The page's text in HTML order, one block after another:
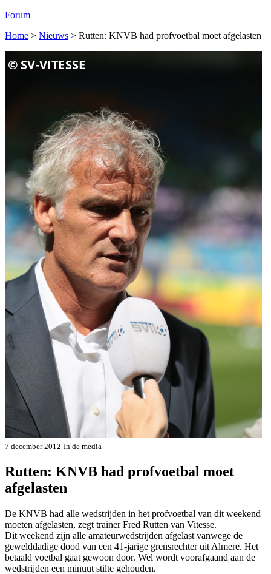
Forum
Home > Nieuws > Rutten: KNVB had profvoetbal moet afgelasten
7 december 2012 In de media
Rutten: KNVB had profvoetbal moet
afgelasten
De KNVB had alle wedstrijden in het profvoetbal van dit weekend
moeten afgelasten, zegt trainer Fred Rutten van Vitesse.
Dit weekend zijn alle amateurwedstrijden afgelast vanwege de
gewelddadige dood van een 41-jarige grensrechter uit Almere. Het
betaald voetbal gaat gewoon door. Wel wordt voorafgaand aan de
wedstrijden een minuut stilte gehouden.